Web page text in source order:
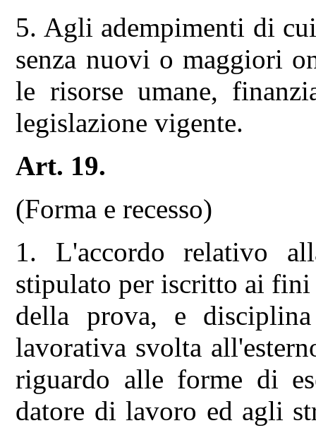
5. Agli adempimenti di
senza nuovi o maggiori
le risorse umane,
legislazione vigente.
Art. 19.
(Forma e recesso)
1. L'accordo relativo
stipulato per iscritto ai
della prova, e disciplina
lavorativa svolta
riguardo alle forme di
datore di lavoro ed agli